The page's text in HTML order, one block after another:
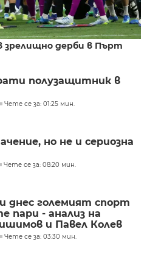
дерби в Пърт
полузащитник в
Чете се за: 01:25 мин.
но не и сериозна
Чете се за: 08:20 мин.
днес големият спорт
пари - анализ на
и Павел Колев
Чете се за: 03:30 мин.